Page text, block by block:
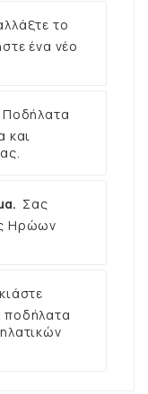
το
ένα νέο
Ποδήλατα
και
Σας
Ηρώων
ποδήλατα